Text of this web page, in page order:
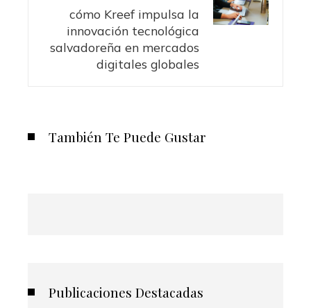
cómo Kreef impulsa la
innovación tecnológica
salvadoreña en mercados
digitales globales
También Te Puede Gustar
Publicaciones Destacadas